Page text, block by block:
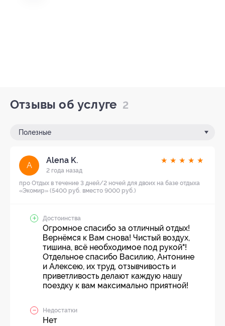
Отзывы об услуге 2
Полезные
A
Alena K.
2 года назад
★ ★ ★ ★ ★
про Отдых в течение 3 дней/2 ночей для двоих на базе отдыха
«Экомир» (5400 руб. вместо 9000 руб.)
Достоинства
Огромное спасибо за отличный отдых!
Вернёмся к Вам снова! Чистый воздух,
тишина, всё необходимое под рукой"!
Отдельное спасибо Василию, Антонине
и Алексею, их труд, отзывчивость и
приветливость делают каждую нашу
поездку к вам максимально приятной!
Недостатки
Нет